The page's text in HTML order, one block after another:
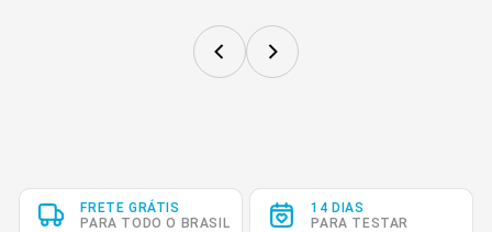
FRETE GRÁTIS
PARA TODO O BRASIL
14 DIAS
PARA TESTAR